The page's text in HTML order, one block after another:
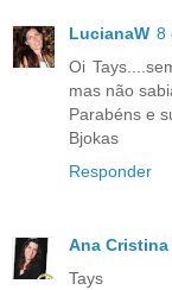
LucianaW 8
Oi
mas não
Parabéns e
Bjokas
Responder
Ana
Tays